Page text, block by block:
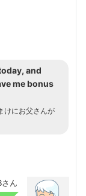
and
me bonus
けにお父さんが
さん